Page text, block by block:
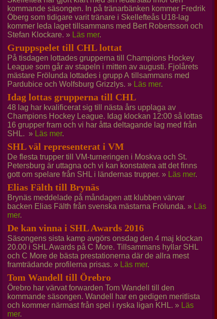
kommande säsongen. In på tränarbänken kommer Fredrik
Öberg som tidigare varit tränare i Skellefteås U18-lag
kommer leda laget tillsammans med Bert Robertsson och
Stefan Klockare. » Läs mer.
Gruppspelet till CHL lottat
På tisdagen lottades grupperna till Champions Hockey
League som går av stapeln i mitten av augusti. Fjolårets
mästare Frölunda lottades i grupp A tillsammans med
Pardubice och Wolfsburg Grizzlys. » Läs mer.
Idag lottas grupperna till CHL
48 lag har kvalificerat sig till nästa års upplaga av
Champions Hockey League. Idag klockan 12:00 så lottas
16 grupper fram och vi har åtta deltagande lag med från
SHL. » Läs mer.
SHL väl representerat i VM
De flesta trupper till VM-turneringen i Moskva och St.
Petersburg är uttagna och vi kan konstatera att det finns
gott om spelare från SHL i ländernas trupper. » Läs mer.
Elias Fälth till Brynäs
Brynäs meddelade på måndagen att klubben värvar
backen Elias Fälth från svenska mästarna Frölunda. » Läs
mer.
De kan vinna i SHL Awards 2016
Säsongens sista kamp avgörs onsdag den 4 maj klockan
20.00 i SHL Awards på C More. Tillsammans hyllar SHL
och C More de bästa prestationerna där de allra mest
framträdande profilerna prisas. » Läs mer.
Tom Wandell till Örebro
Örebro har värvat forwarden Tom Wandell till den
kommande säsongen. Wandell har en gedigen meritlista
och kommer närmast från spel i ryska ligan KHL. » Läs
mer.